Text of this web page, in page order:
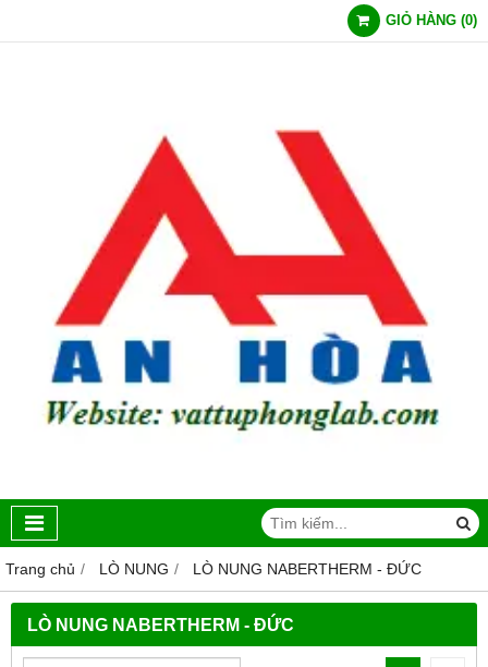
GIỎ HÀNG (0)
Trang chủ LÒ NUNG LÒ NUNG NABERTHERM - ĐỨC
LÒ NUNG NABERTHERM - ĐỨC